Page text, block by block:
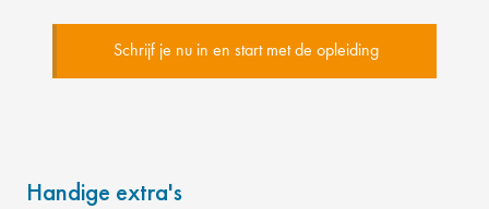
Schrijf je nu in en start met de opleiding
Handige extra's